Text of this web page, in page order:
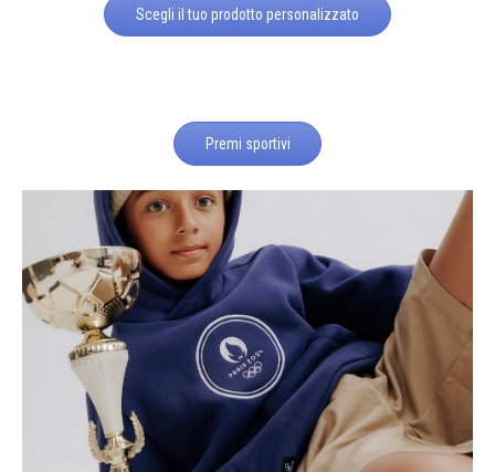
Scegli il tuo prodotto personalizzato
Premi sportivi